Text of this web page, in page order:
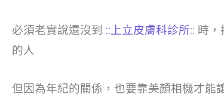
必須老實說還沒到 ::上立皮膚科診所:: 時，
的人
但因為年紀的關係，也要靠美顏相機才能